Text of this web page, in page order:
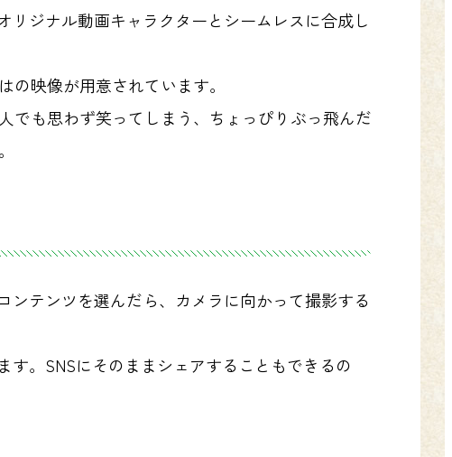
ジナル動画キャラクターとシームレスに合成し
映像が用意されています。
も思わず笑ってしまう、ちょっぴりぶっ飛んだ
テンツを選んだら、カメラに向かって撮影する
。SNSにそのままシェアすることもできるの